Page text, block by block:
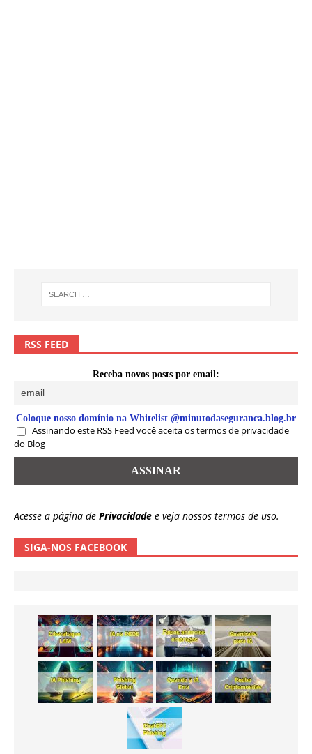
RSS FEED
Receba novos posts por email:
Coloque nosso domínio na Whitelist @minutodaseguranca.blog.br
Assinando este RSS Feed você aceita os termos de privacidade
do Blog
Acesse a página de Privacidade e veja nossos termos de uso.
SIGA-NOS FACEBOOK